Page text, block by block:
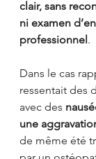
clair, sans
ni examen
professionnel.
Dans le cas
ressentait des
avec des
une
de même été